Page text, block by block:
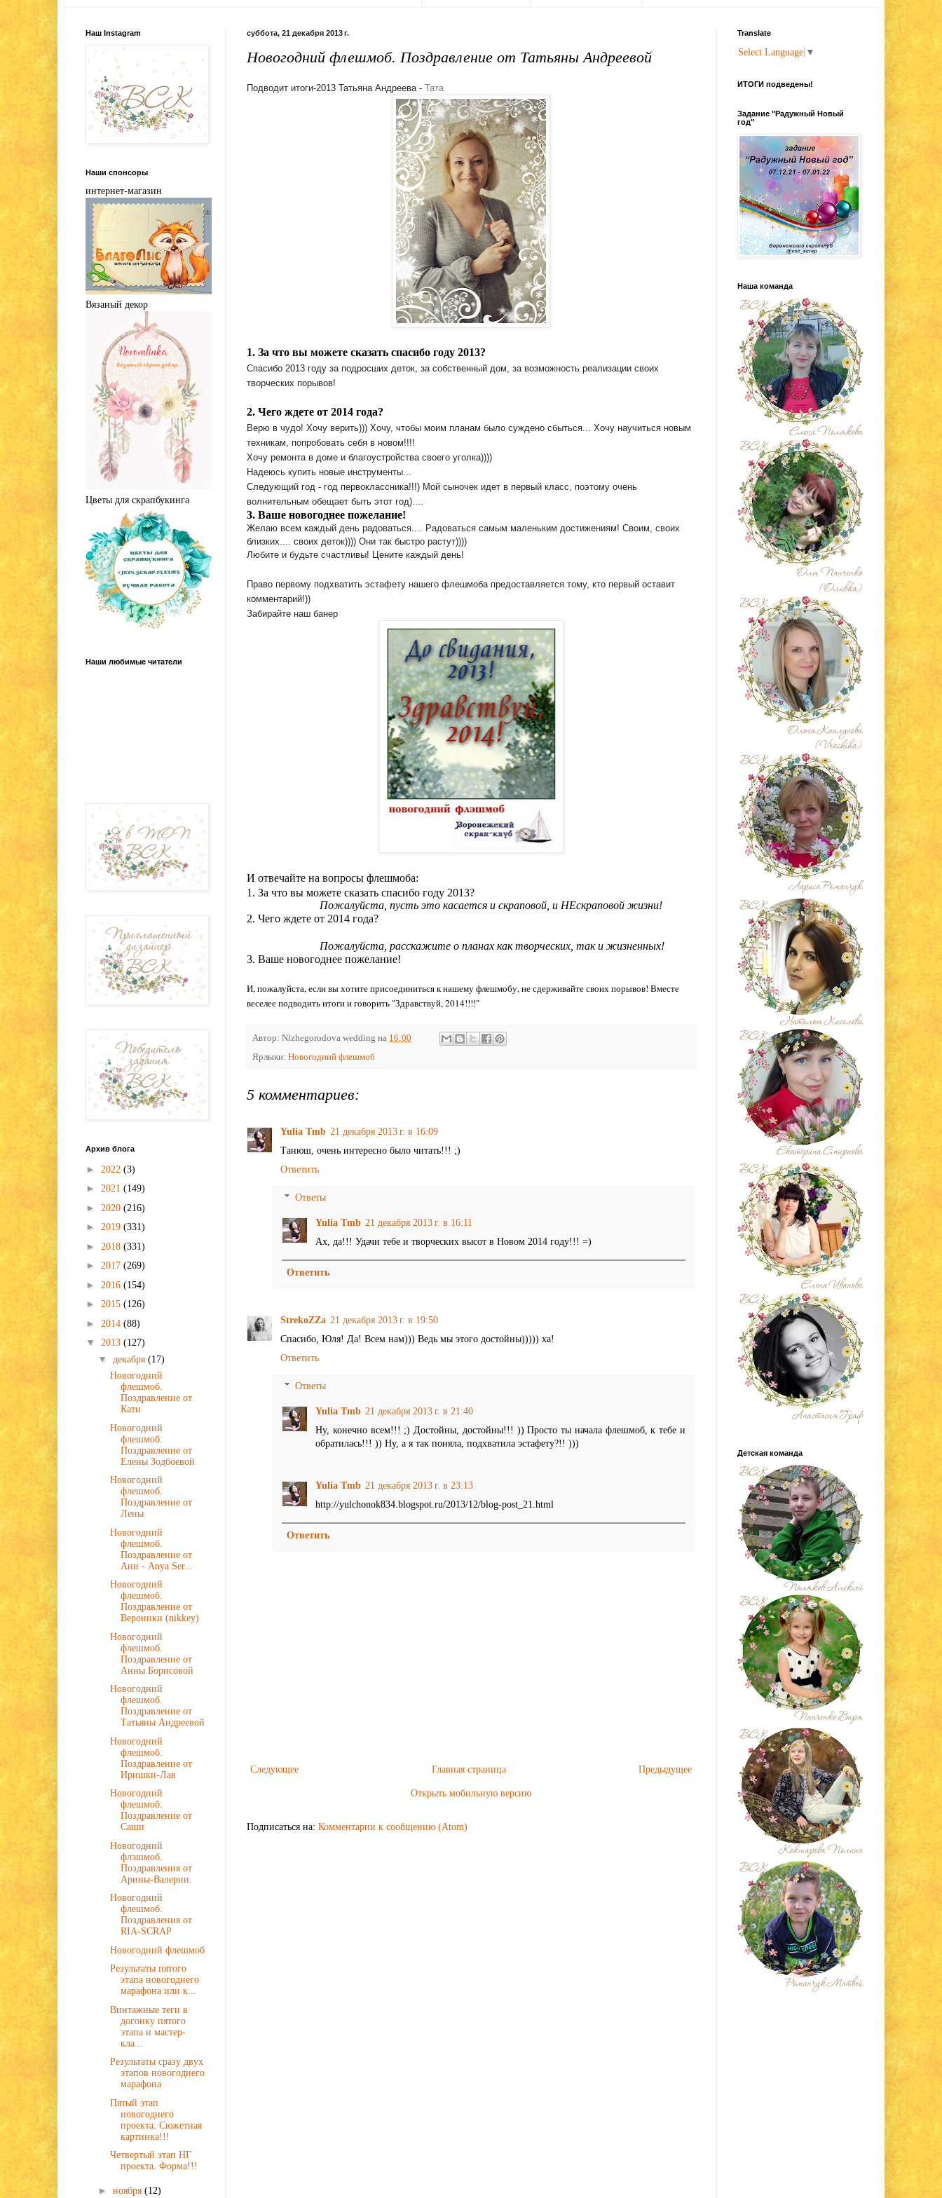
суббота, 21 декабря 2013 г.
Новогодний флешмоб. Поздравление от Татьяны Андреевой
Подводит итоги-2013 Татьяна Андреева - Тата
1. За что вы можете сказать спасибо году 2013?
Спасибо 2013 году за подросших деток, за собственный дом, за возможность реализации своих
творческих порывов!
2. Чего ждете от 2014 года?
Верю в чудо! Хочу верить))) Хочу, чтобы моим планам было суждено сбыться... Хочу научиться новым
техникам, попробовать себя в новом!!!!
Хочу ремонта в доме и благоустройства своего уголка))))
Надеюсь купить новые инструменты...
Следующий год - год первоклассника!!!) Мой сыночек идет в первый класс, поэтому очень
волнительным обещает быть этот год)....
3. Ваше новогоднее пожелание!
Желаю всем каждый день радоваться.... Радоваться самым маленьким достижениям! Своим, своих
близких.... своих деток)))) Они так быстро растут))))
Любите и будьте счастливы! Цените каждый день!
Право первому подхватить эстафету нашего флешмоба предоставляется тому, кто первый оставит
комментарий!))
Забирайте наш банер
И отвечайте на вопросы флешмоба:
1. За что вы можете сказать спасибо году 2013?
Пожалуйста, пусть это касается и скраповой, и НЕскраповой жизни!
2. Чего ждете от 2014 года?
Пожалуйста, расскажите о планах как творческих, так и жизненных!
3. Ваше новогоднее пожелание!
И, пожалуйста, если вы хотите присоединиться к нашему флешмобу, не сдерживайте своих порывов! Вместе
веселее подводить итоги и говорить "Здравствуй, 2014!!!!"
Автор: Nizhegorodova wedding на 16:00
Ярлыки: Новогодний флешмоб
5 комментариев:
Yulia Tmb 21 декабря 2013 г. в 16:09
Танюш, очень интересно было читать!!! ;)
Ответить
Ответы
Yulia Tmb 21 декабря 2013 г. в 16:11
Ах, да!!! Удачи тебе и творческих высот в Новом 2014 году!!! =)
Ответить
StrekoZZa 21 декабря 2013 г. в 19:50
Спасибо, Юля! Да! Всем нам))) Ведь мы этого достойны))))) ха!
Ответить
Ответы
Yulia Tmb 21 декабря 2013 г. в 21:40
Ну, конечно всем!!! ;) Достойны, достойны!!! )) Просто ты начала флешмоб, к тебе и
обратилась!!! )) Ну, а я так поняла, подхватила эстафету?!! )))
Yulia Tmb 21 декабря 2013 г. в 23:13
http://yulchonok834.blogspot.ru/2013/12/blog-post_21.html
Ответить
Следующее Предыдущее
Главная страница
Открыть мобильную версию
Подписаться на: Комментарии к сообщению (Atom)
Наш Instagram
Наши спонсоры
интернет-магазин
Вязаный декор
Цветы для скрапбукинга
Наши любимые читатели
Архив блога
► 2022 (3)
► 2021 (149)
► 2020 (216)
► 2019 (331)
► 2018 (331)
► 2017 (269)
► 2016 (154)
► 2015 (126)
► 2014 (88)
▼ 2013 (127)
▼ декабря (17)
Новогодний
флешмоб.
Поздравление от
Кати
Новогодний
флешмоб.
Поздравление от
Елены Зодбоевой
Новогодний
флешмоб.
Поздравление от
Лены
Новогодний
флешмоб.
Поздравление от
Ани - Anya Ser...
Новогодний
флешмоб.
Поздравление от
Вероники (nikkey)
Новогодний
флешмоб.
Поздравление от
Анны Борисовой
Новогодний
флешмоб.
Поздравление от
Татьяны Андреевой
Новогодний
флешмоб.
Поздравление от
Иришки-Лав
Новогодний
флешмоб.
Поздравление от
Саши
Новогодний
флэшмоб.
Поздравления от
Арины-Валерии.
Новогодний
флешмоб.
Поздравления от
RIA-SCRAP
Новогодний флешмоб
Результаты пятого
этапа новогоднего
марафона или к...
Винтажные теги в
догонку пятого
этапа и мастер-
кла...
Результаты сразу двух
этапов новогоднего
марафона
Пятый этап
новогоднего
проекта. Сюжетная
картинка!!!
Четвертый этап НГ
проекта. Форма!!!
► ноября (12)
Translate
Select Language ▼
ИТОГИ подведены!
Задание "Радужный Новый
год"
Наша команда
Детская команда